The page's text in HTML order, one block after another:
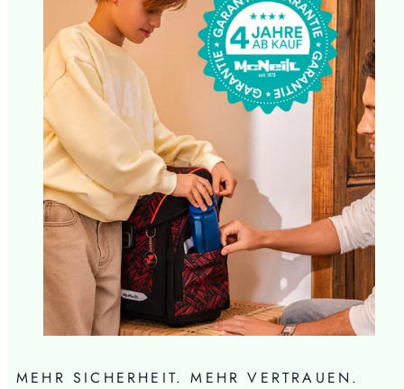
MEHR SICHERHEIT. MEHR VERTRAUEN.